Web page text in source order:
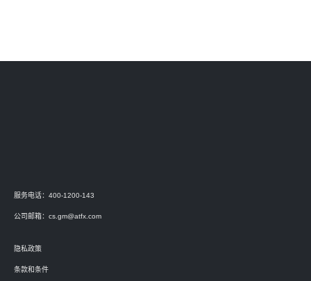
服务电话：400-1200-143
公司邮箱： cs.gm@atfx.com
隐私政策
条款和条件